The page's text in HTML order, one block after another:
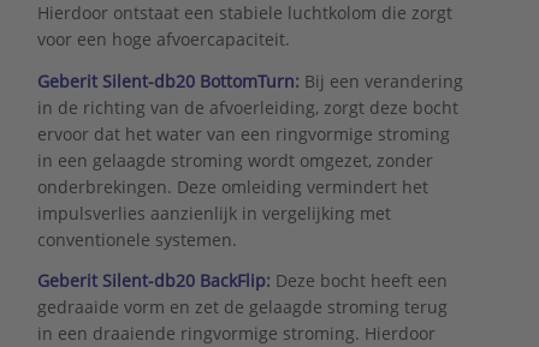
Hierdoor ontstaat een stabiele luchtkolom die zorgt
voor een hoge afvoercapaciteit.
Geberit Silent-db20 BottomTurn: Bij een verandering
in de richting van de afvoerleiding, zorgt deze bocht
ervoor dat het water van een ringvormige stroming
in een gelaagde stroming wordt omgezet, zonder
onderbrekingen. Deze omleiding vermindert het
impulsverlies aanzienlijk in vergelijking met
conventionele systemen.
Geberit Silent-db20 BackFlip: Deze bocht heeft een
gedraaide vorm en zet de gelaagde stroming terug
in een draaiende ringvormige stroming. Hierdoor